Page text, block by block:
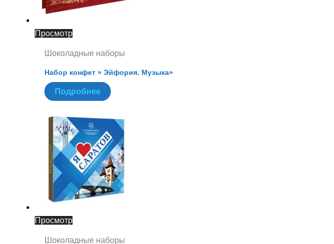
Просмотр
Шоколадные наборы
Набор конфет » Эйфория. Музыка»
Подробнее
Просмотр
Шоколадные наборы